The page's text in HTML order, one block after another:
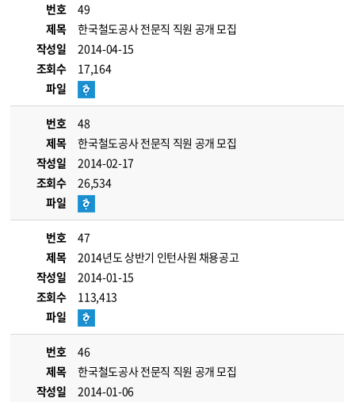
번호
49
제목
한국철도공사 전문직 직원 공개 모집
작성일
2014-04-15
조회수
17,164
파일
번호
48
제목
한국철도공사 전문직 직원 공개 모집
작성일
2014-02-17
조회수
26,534
파일
번호
47
제목
2014년도 상반기 인턴사원 채용공고
작성일
2014-01-15
조회수
113,413
파일
번호
46
제목
한국철도공사 전문직 직원 공개 모집
작성일
2014-01-06